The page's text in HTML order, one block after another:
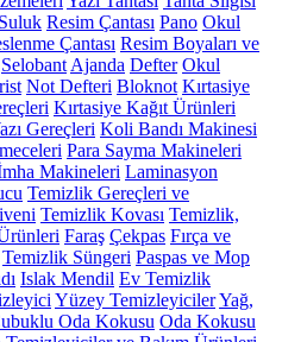
Suluk Resim Çantası Pano Okul
Çantası Resim Boyaları ve
Selobant Ajanda Defter Okul
Not Defteri Bloknot Kırtasiye
Kırtasiye Kağıt Ürünleri
Gereçleri Koli Bandı Makinesi
Para Sayma Makineleri
Makineleri Laminasyon
Temizlik Gereçleri ve
Temizlik Kovası Temizlik,
Faraş Çekpas Fırça ve
Temizlik Süngeri Paspas ve Mop
Islak Mendil Ev Temizlik
Yüzey TemizleyicilerYağ,
Oda Kokusu Oda Kokusu